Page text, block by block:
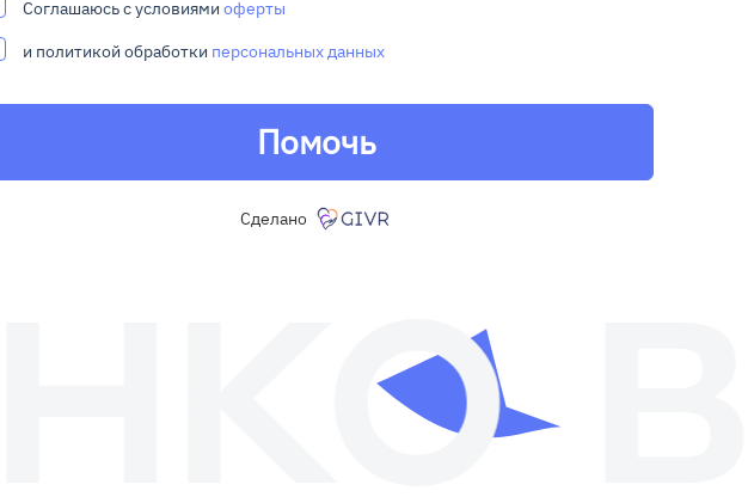
Соглашаюсь с условиями оферты
и политикой обработки персональных данных
Помочь
Сделано